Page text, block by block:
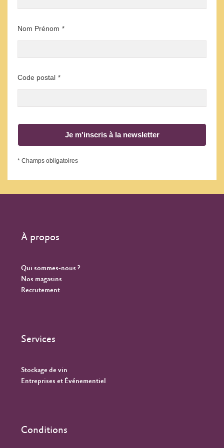
Nom Prénom *
Code postal *
Je m'inscris à la newsletter
* Champs obligatoires
À propos
Qui sommes-nous ?
Nos magasins
Recrutement
Services
Stockage de vin
Entreprises et Événementiel
Conditions